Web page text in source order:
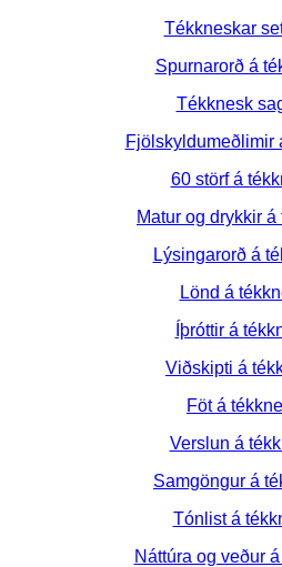
Tékkneskar
Spurnarorð á
Tékknesk
Fjölskyldumeðlimir
60 störf á
Matur og drykkir á
Lýsingarorð á
Lönd á
Íþróttir á
Viðskipti á
Föt á
Verslun á
Samgöngur á
Tónlist á
Náttúra og veður